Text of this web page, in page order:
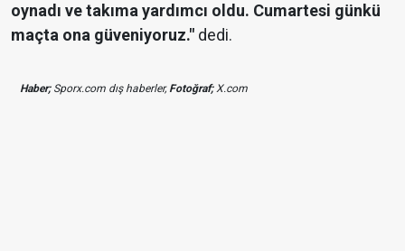
oynadı ve takıma yardımcı oldu. Cumartesi günkü
maçta ona güveniyoruz." dedi.
Haber;Sporx.com dış haberler,Fotoğraf;X.com